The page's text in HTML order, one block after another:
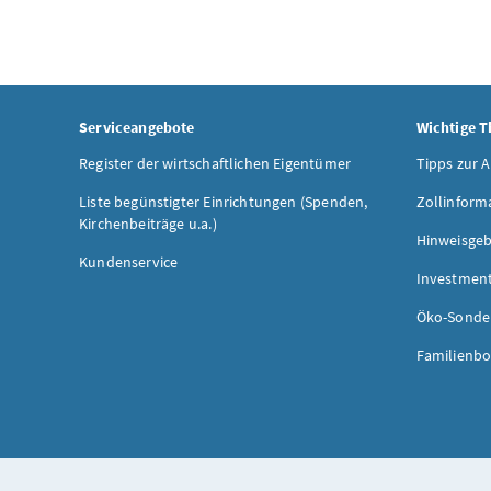
Serviceangebote
Register der wirtschaftlichen Eigentümer
Liste begünstigter Einrichtungen (Spenden,
Kirchenbeiträge u.a.)
Kundenservice
Wichtige
Tipps zur
Öko-